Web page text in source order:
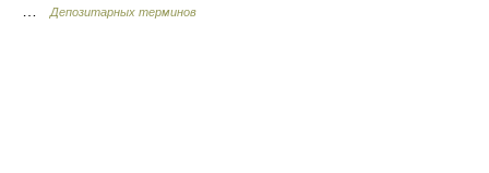
Депозитарных терминов